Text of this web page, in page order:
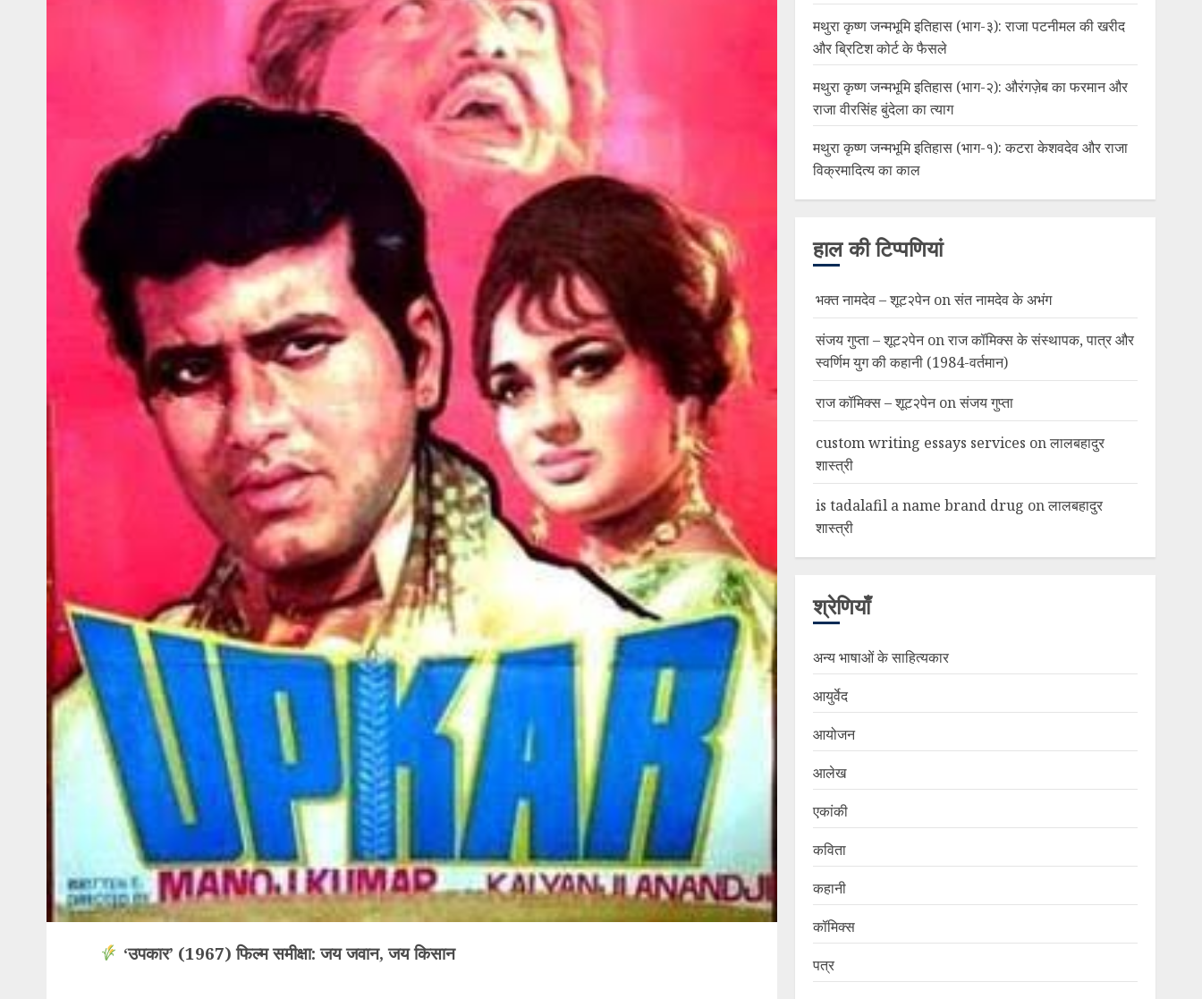
‘उपकार’ (1967) फिल्म समीक्षा: जय जवान, जय किसान
मथुरा कृष्ण जन्मभूमि इतिहास (भाग-३): राजा पटनीमल की खरीद
और ब्रिटिश कोर्ट के फैसले
मथुरा कृष्ण जन्मभूमि इतिहास (भाग-२): औरंगज़ेब का फरमान और
राजा वीरसिंह बुंदेला का त्याग
मथुरा कृष्ण जन्मभूमि इतिहास (भाग-१): कटरा केशवदेव और राजा
विक्रमादित्य का काल
हाल की टिप्पणियां
भक्त नामदेव – शूट२पेनonसंत नामदेव के अभंग
संजय गुप्ता – शूट२पेनonराज कॉमिक्स के संस्थापक, पात्र और
स्वर्णिम युग की कहानी (1984-वर्तमान)
राज कॉमिक्स – शूट२पेनonसंजय गुप्ता
custom writing essays services onलालबहादुर
शास्त्री
is tadalafil a name brand drug onलालबहादुर
शास्त्री
श्रेणियाँ
अन्य भाषाओं के साहित्यकार
आयुर्वेद
आयोजन
आलेख
एकांकी
कविता
कहानी
कॉमिक्स
पत्र